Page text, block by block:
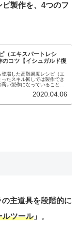
製作を、4つのフ
（エキスパートレシ
のコツ【イシュガルド復
場した高難易度レシピ（エ
たスキル回しでは製作でき
い製作になっていることも
2020.04.06
主道具を段階的に
ルツール」 。